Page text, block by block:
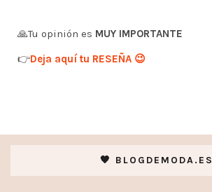
🙏Tu opinión es MUY IMPORTANTE
👉Deja aquí tu RESEÑA 😉
🧡 BLOGDEMODA.ES